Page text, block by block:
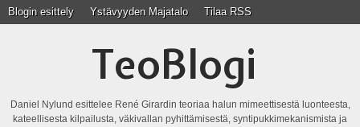
Blogin esittely Ystävyyden Majatalo Tilaa RSS
TeoBlogi
Daniel Nylund esittelee René Girardin teoriaa halun mimeettisestä luonteesta,
kateellisesta kilpailusta, väkivallan pyhittämisestä, syntipukkimekanismista ja